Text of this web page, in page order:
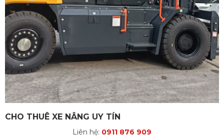
CHO THUÊ XE NÂNG UY TÍN
Liên hệ: 0911 876 909